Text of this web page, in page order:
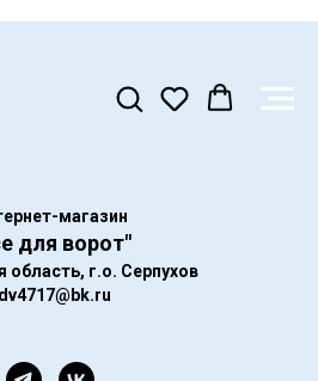
магазин
для ворот"
область, г.о. Серпухов